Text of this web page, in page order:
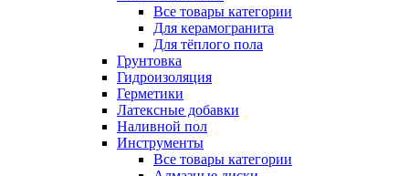
Все товары категории
Для керамогранита
Для тёплого пола
Грунтовка
Гидроизоляция
Герметики
Латексные добавки
Наливной пол
Инструменты
Все товары категории